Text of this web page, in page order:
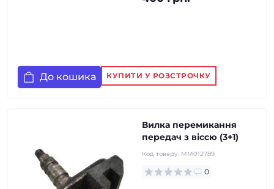
До кошика КУПИТИ У РОЗСТРОЧКУ
Вилка перемикання
передач з віссю (3+1)
Код товару: MM012789
0